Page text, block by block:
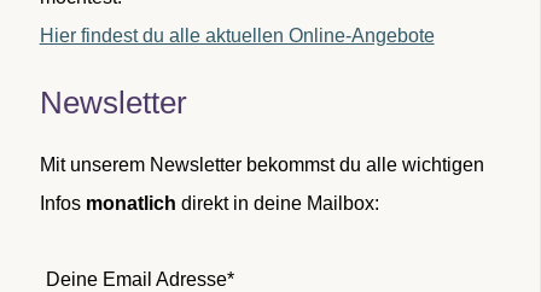
Hier findest du alle aktuellen Online-Angebote
Newsletter
Mit unserem Newsletter bekommst du alle wichtigen
Infos monatlich direkt in deine Mailbox:
Deine Email Adresse*